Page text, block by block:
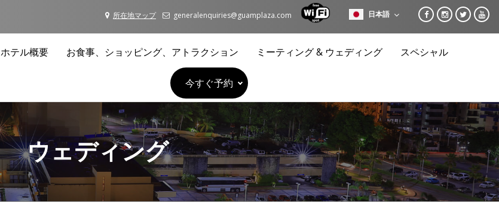
所在地マップ generalenquiries@guamplaza.com 日本語
ホテル概要 お食事、ショッピング、アトラクション ミーティング & ウェディング スペシャル
今すぐ予約
ウェディング